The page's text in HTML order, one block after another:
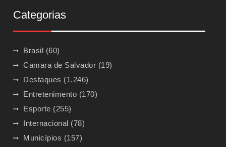
Categorias
Brasil (60)
Camara de Salvador (19)
Destaques (1.246)
Entretenimento (170)
Esporte (255)
Internacional (78)
Municípios (157)